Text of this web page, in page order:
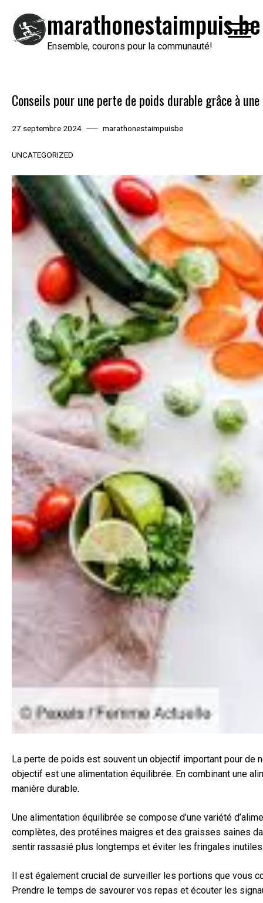
contenu
marathonestaimpuis.be
Ensemble, courons pour la communauté!
Conseils pour une perte de poids durable grâce à
27 septembre 2024 marathonestaimpuisbe
UNCATEGORIZED
La perte de poids est souvent un objectif important pour de
objectif est une alimentation équilibrée. En combinant une
manière durable.
Une alimentation équilibrée se compose d’une variété
complètes, des protéines maigres et des graisses saines
sentir rassasié plus longtemps et éviter les fringales
Il est également crucial de surveiller les portions que vous
Prendre le temps de savourer vos repas et écouter les